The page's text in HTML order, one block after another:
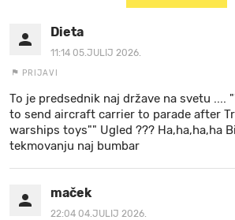
Dieta
11:14 05.JULIJ 2026.
PRIJAVI
To je predsednik naj države na svetu ....
to send aircraft carrier to parade after
warships toys"" Ugled ??? Ha,ha,ha,ha
tekmovanju naj bumbar
maček
22:04 04.JULIJ 2026.